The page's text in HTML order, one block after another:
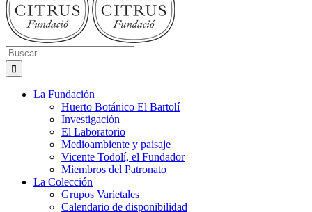
Buscar:
La Fundación
Huerto Botánico El Bartolí
Investigación
El Laboratorio
Medioambiente y paisaje
Vicente Todolí, el Fundador
Miembros del Patronato
La Colección
Grupos Varietales
Calendario de disponibilidad